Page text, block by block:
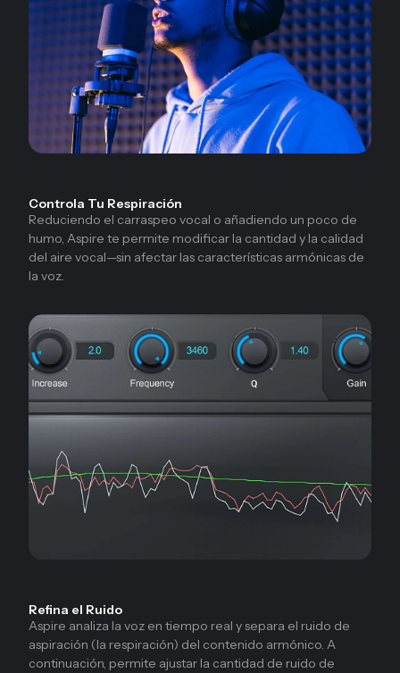
Controla Tu Respiración
Reduciendo el carraspeo vocal o añadiendo un poco de
humo, Aspire te permite modificar la cantidad y la calidad
del aire vocal—sin afectar las características armónicas de
la voz.
Refina el Ruido
Aspire analiza la voz en tiempo real y separa el ruido de
aspiración (la respiración) del contenido armónico. A
continuación, permite ajustar la cantidad de ruido de